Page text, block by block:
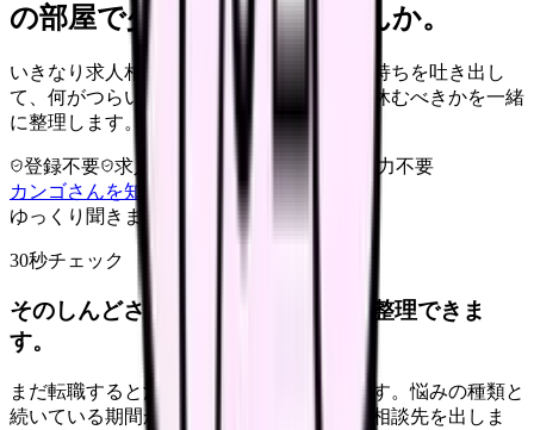
の部屋で少し話してみませんか。
いきなり求人相談には進みません。今の気持ちを吐き出し
て、何がつらいのか、辞めるべきか、少し休むべきかを一緒
に整理します。
登録不要 求人押し売りなし
病院名は入力不要
カンゴさんを知ってから相談する
ゆっくり聞きます
30秒チェック
そのしんどさ、転職すべきサインか整理できま
す。
まだ転職すると決めていなくても大丈夫です。悩みの種類と
続いている期間から、次に見るべき記事と相談先を出しま